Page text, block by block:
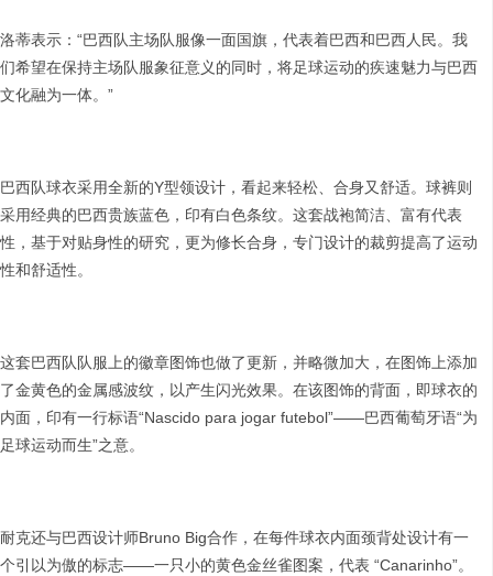
洛蒂表示：“巴西队主场队服像一面国旗，代表着巴西和巴西人民。我
们希望在保持主场队服象征意义的同时，将足球运动的疾速魅力与巴西
文化融为一体。”
巴西队球衣采用全新的Y型领设计，看起来轻松、合身又舒适。球裤则
采用经典的巴西贵族蓝色，印有白色条纹。这套战袍简洁、富有代表
性，基于对贴身性的研究，更为修长合身，专门设计的裁剪提高了运动
性和舒适性。
这套巴西队队服上的徽章图饰也做了更新，并略微加大，在图饰上添加
了金黄色的金属感波纹，以产生闪光效果。在该图饰的背面，即球衣的
内面，印有一行标语“Nascido para jogar futebol”——巴西葡萄牙语“为
足球运动而生”之意。
耐克还与巴西设计师Bruno Big合作，在每件球衣内面颈背处设计有一
个引以为傲的标志——一只小的黄色金丝雀图案，代表 “Canarinho”。